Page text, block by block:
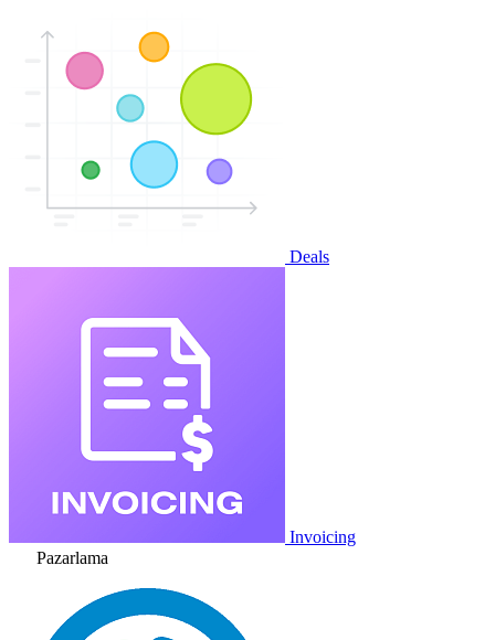
Deals
Invoicing
Pazarlama